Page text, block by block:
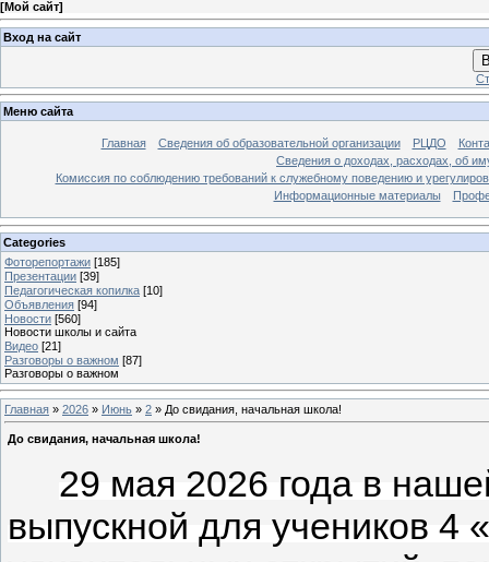
[Мой сайт]
Вход на сайт
Меню сайта
Главная Сведения об образовательной организации РЦДО
Сведения о доходах, расходах, об
Комиссия по соблюдению требований к служебному поведению и
Информационные материалы
Categories
Фоторепортажи [185]
Презентации [39]
Педагогическая копилка [10]
Объявления [94]
Новости [560]
Новости школы и сайта
Видео [21]
Разговоры о важном [87]
Разговоры о важном
Главная » 2026 » Июнь » 2 » До свидания, начальная школа!
До свидания, начальная школа!
29 мая 2026 года в
выпускной для учеников 4